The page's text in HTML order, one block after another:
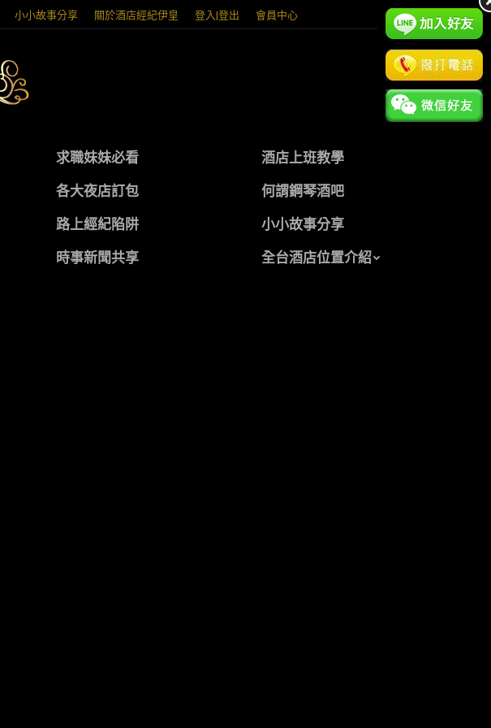
小小故事分享 關於酒店經紀伊皇 登入|登出 會員中心
求職妹妹必看 酒店上班教學
各大夜店訂包 何謂鋼琴酒吧
路上經紀陷阱 小小故事分享
時事新聞共享 全台酒店位置介紹